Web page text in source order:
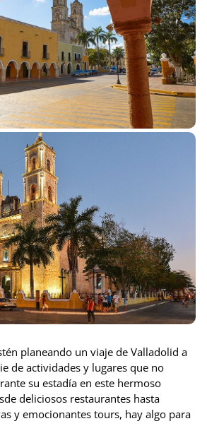
planeando un viaje de Valladolid a
de actividades y lugares que no
su estadía en este hermoso
deliciosos restaurantes hasta
y emocionantes tours, hay algo para